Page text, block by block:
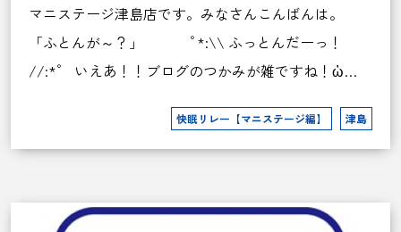
マニステージ津島店です。みなさんこんばんは。
「ふとんが～？」 ﾟ*:\\ ふっとんだーっ！
//:*ﾟ いえあ！！ブログのつかみが雑ですね！ὠ…
快眠リレー【マニステージ編】 津島